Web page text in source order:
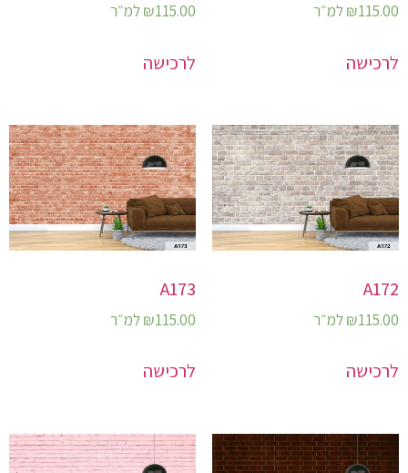
₪115.00 למ״ר
לרכישה
₪115.00 למ״ר
לרכישה
A172
₪115.00 למ״ר
לרכישה
A173
₪115.00 למ״ר
לרכישה